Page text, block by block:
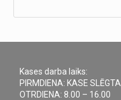
Kases darba laiks:
PIRMDIENA: KASE SLĒGTA
OTRDIENA: 8.00 – 16.00